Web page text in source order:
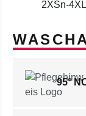
2XSn-
95°